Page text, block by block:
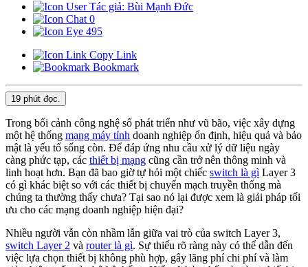
Tác giả: Bùi Mạnh Đức
0
495
Copy Link
Bookmark
19 phút đọc.
Trong bối cảnh công nghệ số phát triển như vũ bão, việc xây dựng
một hệ thống mạng máy tính doanh nghiệp ổn định, hiệu quả và bảo
mật là yếu tố sống còn. Để đáp ứng nhu cầu xử lý dữ liệu ngày
càng phức tạp, các thiết bị mạng cũng cần trở nên thông minh và
linh hoạt hơn. Bạn đã bao giờ tự hỏi một chiếc switch là gì Layer 3
có gì khác biệt so với các thiết bị chuyển mạch truyền thống mà
chúng ta thường thấy chưa? Tại sao nó lại được xem là giải pháp tối
ưu cho các mạng doanh nghiệp hiện đại?
Nhiều người vẫn còn nhầm lẫn giữa vai trò của switch Layer 3,
switch Layer 2 và router là gì. Sự thiếu rõ ràng này có thể dẫn đến
việc lựa chọn thiết bị không phù hợp, gây lãng phí chi phí và làm